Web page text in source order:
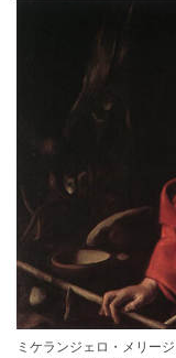
ミケランジェロ・メリー